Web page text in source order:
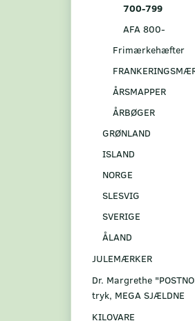
700-799
AFA 800-
Frimærkehæfter
ÅRSMAPPER
ÅRBØGER
GRØNLAND
ISLAND
NORGE
SLESVIG
SVERIGE
ÅLAND
JULEMÆRKER
Dr. Margrethe
tryk, MEGA SJÆLDNE
KILOVARE